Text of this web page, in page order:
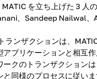
を立ち上げた 3 人
、Sandeep Nailwal、
ランザクションは、
アプリケーションと相互
ークのトランザクション
と同様のプロセスに従い